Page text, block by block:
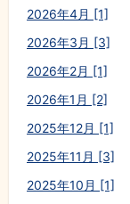
2026年4月 [1]
2026年3月 [3]
2026年2月 [1]
2026年1月 [2]
2025年12月 [1]
2025年11月 [3]
2025年10月 [1]